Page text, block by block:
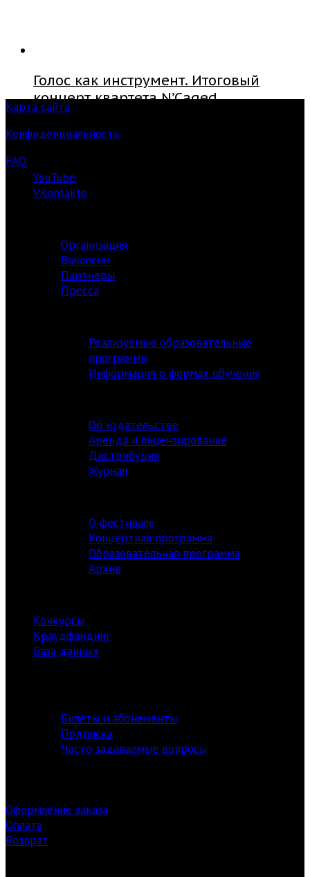
Голос как инструмент. Итоговый
концерт квартета N’Caged
Карта сайта
Конфиденциальность
FAQ
YouTube
VKontakte
Организация
Вакансии
Партнёры
Пресса
Реализуемые образовательные
программы
Информация о формах обучения
Об издательстве
Аренда и лицензирование
Дистрибуция
Журнал
О фестивале
Концертная программа
Образовательная программа
Архив
Конкурсы
Краудфандинг
База данных
Билеты и абонементы
Подписка
Часто задаваемые вопросы
Оформление заказа
Оплата
Возврат